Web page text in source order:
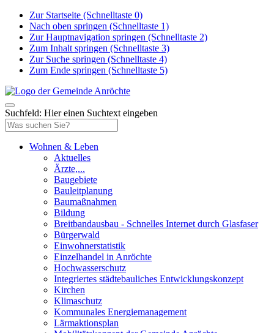
Zur Startseite (Schnelltaste 0)
Nach oben springen (Schnelltaste 1)
Zur Hauptnavigation springen (Schnelltaste 2)
Zum Inhalt springen (Schnelltaste 3)
Zur Suche springen (Schnelltaste 4)
Zum Ende springen (Schnelltaste 5)
Suchfeld: Hier einen Suchtext eingeben
Wohnen & Leben
Aktuelles
Ärzte,...
Baugebiete
Bauleitplanung
Baumaßnahmen
Bildung
Breitbandausbau - Schnelles Internet durch Glasfaser
Bürgerwald
Einwohnerstatistik
Einzelhandel in Anröchte
Hochwasserschutz
Integriertes städtebauliches Entwicklungskonzept
Kirchen
Klimaschutz
Kommunales Energiemanagement
Lärmaktionsplan